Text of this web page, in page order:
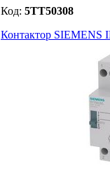
Код: 5TT50308
Контактор